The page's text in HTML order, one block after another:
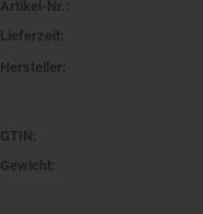
Artikel-Nr.:
Lieferzeit:
Hersteller:
GTIN:
Gewicht: